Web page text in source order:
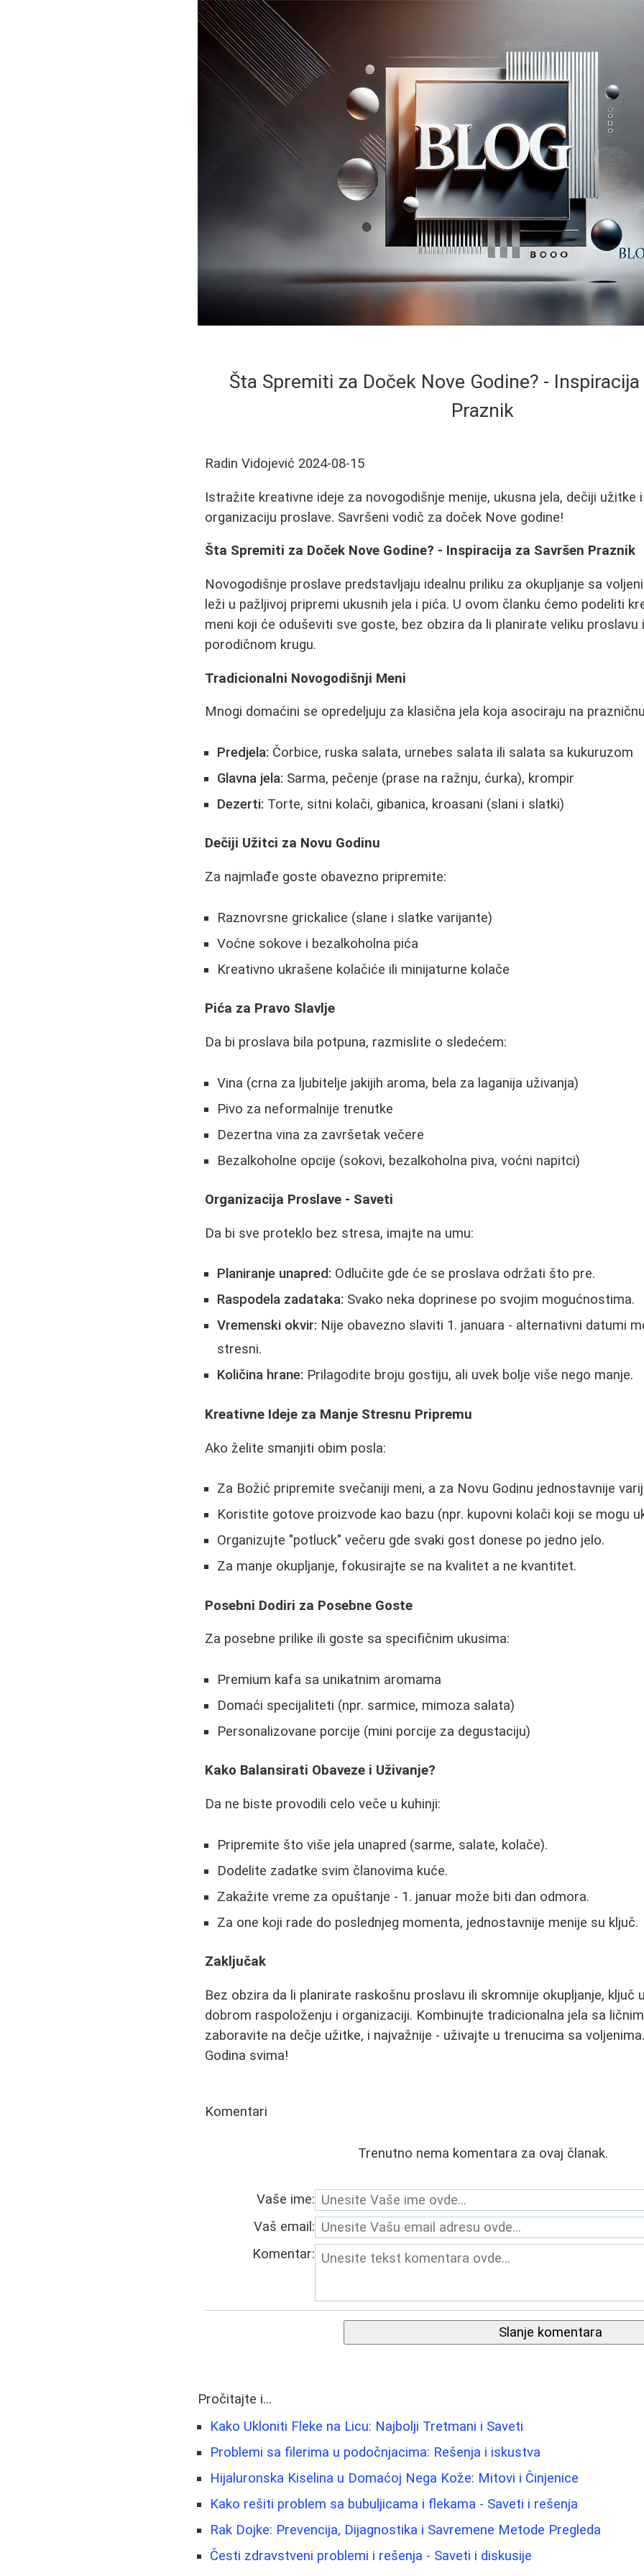
Šta Spremiti za Doček Nove Godine? - Inspiracija
Praznik
Radin Vidojević 2024-08-15
Istražite kreativne ideje za novogodišnje menije, ukusna jela, dečiji užitke
organizaciju proslave. Savršeni vodič za doček Nove godine!
Šta Spremiti za Doček Nove Godine? - Inspiracija za Savršen Praznik
Novogodišnje proslave predstavljaju idealnu priliku za okupljanje sa
leži u pažljivoj pripremi ukusnih jela i pića. U ovom članku ćemo podeliti
meni koji će oduševiti sve goste, bez obzira da li planirate veliku proslavu
porodičnom krugu.
Tradicionalni Novogodišnji Meni
Mnogi domaćini se opredeljuju za klasična jela koja asociraju na
Predjela: Čorbice, ruska salata, urnebes salata ili salata sa kukuruzom
Glavna jela: Sarma, pečenje (prase na ražnju, ćurka), krompir
Dezerti: Torte, sitni kolači, gibanica, kroasani (slani i slatki)
Dečiji Užitci za Novu Godinu
Za najmlađe goste obavezno pripremite:
Raznovrsne grickalice (slane i slatke varijante)
Voćne sokove i bezalkoholna pića
Kreativno ukrašene kolačiće ili minijaturne kolače
Pića za Pravo Slavlje
Da bi proslava bila potpuna, razmislite o sledećem:
Vina (crna za ljubitelje jakijih aroma, bela za laganija uživanja)
Pivo za neformalnije trenutke
Dezertna vina za završetak večere
Bezalkoholne opcije (sokovi, bezalkoholna piva, voćni napitci)
Organizacija Proslave - Saveti
Da bi sve proteklo bez stresa, imajte na umu:
Planiranje unapred: Odlučite gde će se proslava održati što pre.
Raspodela zadataka: Svako neka doprinese po svojim mogućnostima.
Vremenski okvir: Nije obavezno slaviti 1. januara - alternativni datumi
stresni.
Količina hrane: Prilagodite broju gostiju, ali uvek bolje više nego manje.
Kreativne Ideje za Manje Stresnu Pripremu
Ako želite smanjiti obim posla:
Za Božić pripremite svečaniji meni, a za Novu Godinu jednostavnije
Koristite gotove proizvode kao bazu (npr. kupovni kolači koji se mogu
Organizujte "potluck" večeru gde svaki gost donese po jedno jelo.
Za manje okupljanje, fokusirajte se na kvalitet a ne kvantitet.
Posebni Dodiri za Posebne Goste
Za posebne prilike ili goste sa specifičnim ukusima:
Premium kafa sa unikatnim aromama
Domaći specijaliteti (npr. sarmice, mimoza salata)
Personalizovane porcije (mini porcije za degustaciju)
Kako Balansirati Obaveze i Uživanje?
Da ne biste provodili celo veče u kuhinji:
Pripremite što više jela unapred (sarme, salate, kolače).
Dodelite zadatke svim članovima kuće.
Zakažite vreme za opuštanje - 1. januar može biti dan odmora.
Za one koji rade do poslednjeg momenta, jednostavnije menije su ključ.
Zaključak
Bez obzira da li planirate raskošnu proslavu ili skromnije okupljanje, ključ
dobrom raspoloženju i organizaciji. Kombinujte tradicionalna jela sa
zaboravite na dečje užitke, i najvažnije - uživajte u trenucima sa
Godina svima!
Komentari
Trenutno nema komentara za ovaj članak.
Vaše ime:
Vaš email:
Komentar:
Slanje komentara
Pročitajte i...
Kako Ukloniti Fleke na Licu: Najbolji Tretmani i Saveti
Problemi sa filerima u podočnjacima: Rešenja i iskustva
Hijaluronska Kiselina u Domaćoj Nega Kože: Mitovi i Činjenice
Kako rešiti problem sa bubuljicama i flekama - Saveti i rešenja
Rak Dojke: Prevencija, Dijagnostika i Savremene Metode Pregleda
Česti zdravstveni problemi i rešenja - Saveti i diskusije